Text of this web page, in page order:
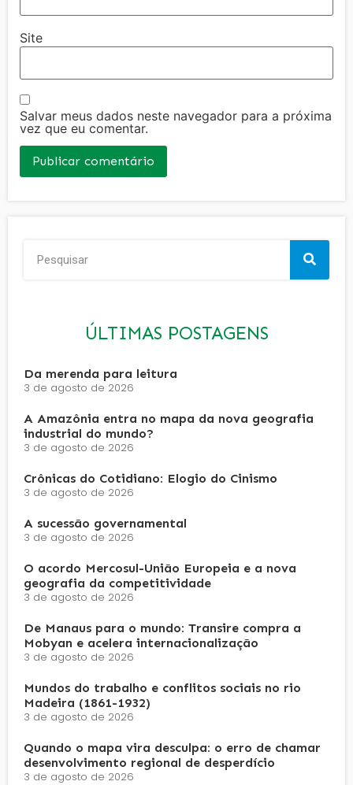
Site
Salvar meus dados neste navegador para a próxima
vez que eu comentar.
ÚLTIMAS POSTAGENS
Da merenda para leitura
3 de agosto de 2026
A Amazônia entra no mapa da nova geografia
industrial do mundo?
3 de agosto de 2026
Crônicas do Cotidiano: Elogio do Cinismo
3 de agosto de 2026
A sucessão governamental
3 de agosto de 2026
O acordo Mercosul-União Europeia e a nova
geografia da competitividade
3 de agosto de 2026
De Manaus para o mundo: Transire compra a
Mobyan e acelera internacionalização
3 de agosto de 2026
Mundos do trabalho e conflitos sociais no rio
Madeira (1861-1932)
3 de agosto de 2026
Quando o mapa vira desculpa: o erro de chamar
desenvolvimento regional de desperdício
3 de agosto de 2026